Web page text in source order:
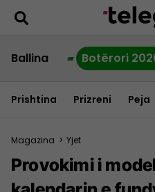
Ballina Botërori
Prishtina Prizreni Peja
Magazina > Yjet
Provokimi i